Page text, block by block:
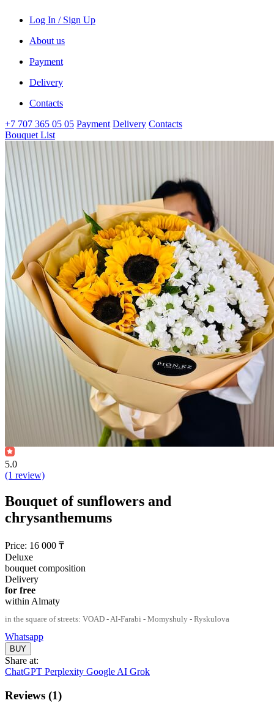
Log In / Sign Up
About us
Payment
Delivery
Contacts
+7 707 365 05 05 Payment Delivery Contacts
Bouquet List
5.0
(1 review)
Bouquet of sunflowers and
chrysanthemums
Price: 16 000 ₸
Deluxe
bouquet composition
Delivery
for free
within Almaty
in the square of streets: VOAD - Al-Farabi - Momyshuly - Ryskulova
Whatsapp
Share at:
ChatGPT Perplexity Google AI Grok
Reviews (1)